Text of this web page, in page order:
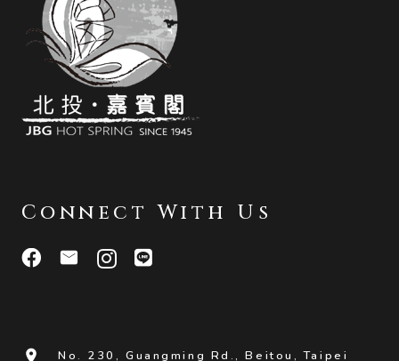
Connect With Us
room No. 230, Guangming Rd., Beitou, Taipei